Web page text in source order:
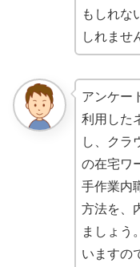
もしれな
しれませ
アンケー
利用した
し、クラ
の在宅ワ
手作業内
方法を、
ましょう
いますの